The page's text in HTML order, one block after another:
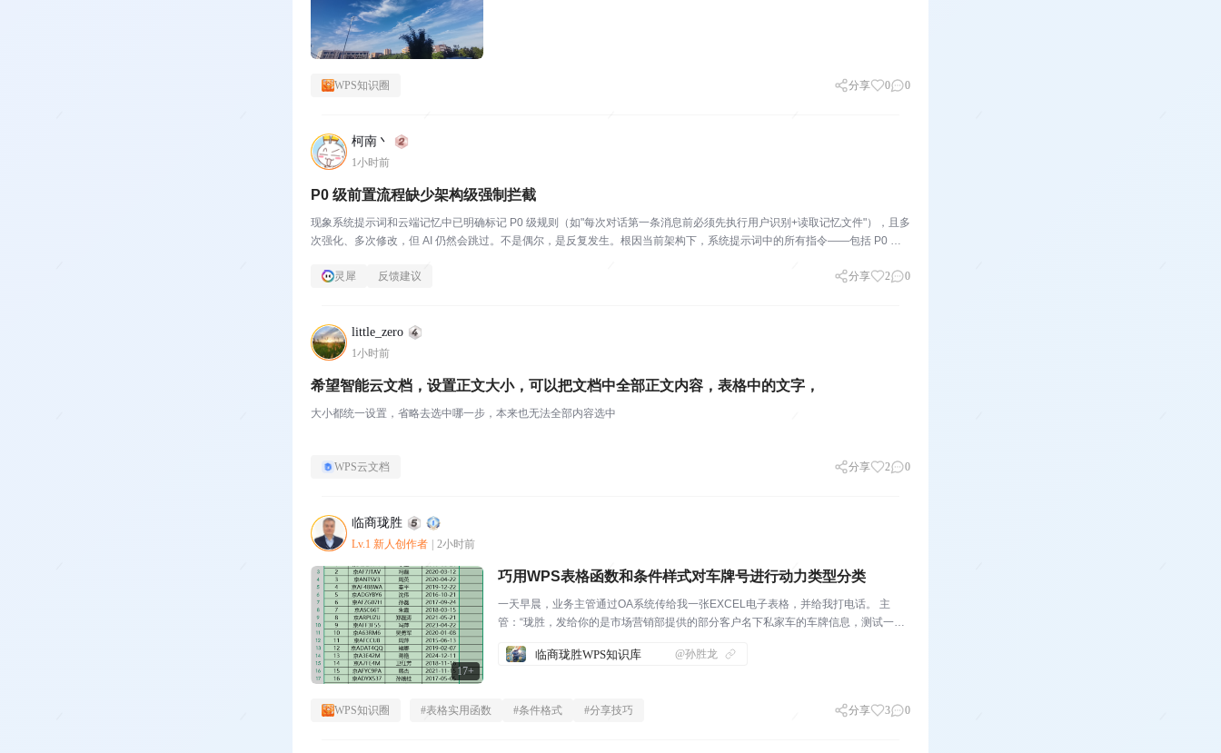
WPS知识圈 分享 0 0
柯南丶
1小时前
P0 级前置流程缺少架构级强制拦截
现象系统提示词和云端记忆中已明确标记 P0 级规则（如"每次对话第一条消息前必须先执行用户识别+读取记忆文件"），且多
次强化、多次修改，但 AI 仍然会跳过。不是偶尔，是反复发生。根因当前架构下，系统提示词中的所有指令——包括 P0 级
灵犀
反馈建议 分享 2 0
little_zero
1小时前
希望智能云文档，设置正文大小，可以把文档中全部正文内容，表格中的文字，
大小都统一设置，省略去选中哪一步，本来也无法全部内容选中
WPS云文档 分享 2 0
临商珑胜
Lv.1 新人创作者 2小时前
17+
巧用WPS表格函数和条件样式对车牌号进行动力类型分类
一天早晨，业务主管通过OA系统传给我一张EXCEL电子表格，并给我打电话。 主
管：“珑胜，发给你的是市场营销部提供的部分客户名下私家车的车牌信息，测试一
力的参考依据。”我：“这...
临商珑胜WPS知识库 @孙胜龙
WPS知识圈 #表格实用函数 #条件格式 #分享技巧 分享 3 0